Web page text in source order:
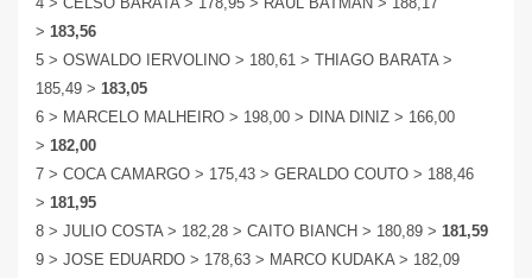
> 183,56
5 > OSWALDO IERVOLINO > 180,61 > THIAGO BARATA >
185,49 > 183,05
6 > MARCELO MALHEIRO > 198,00 > DINA DINIZ > 166,00
> 182,00
7 > COCA CAMARGO > 175,43 > GERALDO COUTO > 188,46
> 181,95
8 > JULIO COSTA > 182,28 > CAITO BIANCH > 180,89 > 181,59
9 > JOSE EDUARDO > 178,63 > MARCO KUDAKA > 182,09